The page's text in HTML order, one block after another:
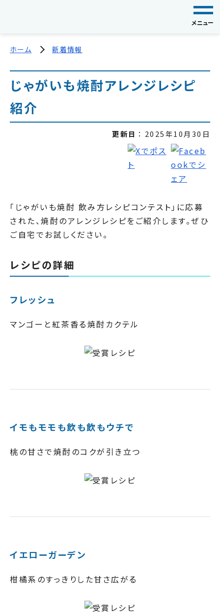
メニュー
ホーム 新着情報
じゃがいも焼酎アレンジレシピ
紹介
更新日 2025年10月30日
「じゃがいも焼酎 飲み方レシピコンテスト」に応募
された、焼酎のアレンジレシピをご紹介します。ぜひ
ご自宅でお試しください。
レシピの詳細
フレッシュ
マンゴーと紅茶香る焼酎カクテル
イモもモモも飲も飲もウチで
桃の甘さで焼酎のコクが引き立つ
イエローガーデン
柑橘系のすっきりした甘さ広がる